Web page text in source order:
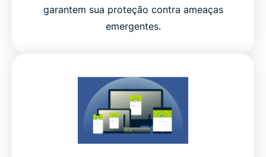
garantem sua proteção contra ameaças
emergentes.